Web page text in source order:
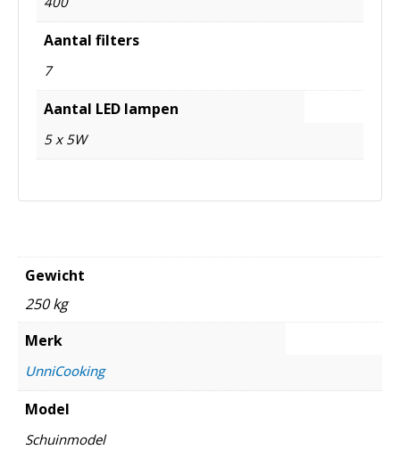
Aantal filters
7
Aantal LED lampen
5 x 5W
Gewicht
250 kg
Merk
UnniCooking
Model
Schuinmodel